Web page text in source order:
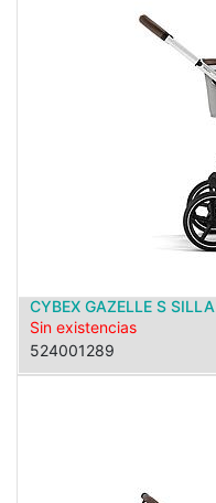
CYBEX GAZELLE S
Sin existencias
524001289